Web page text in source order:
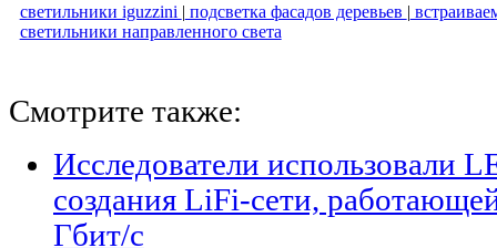
светильники iguzzini | подсветка фасадов деревьев |
светильники направленного света
Смотрите также:
Исследователи использовали
создания LiFi-сети,
Гбит/с